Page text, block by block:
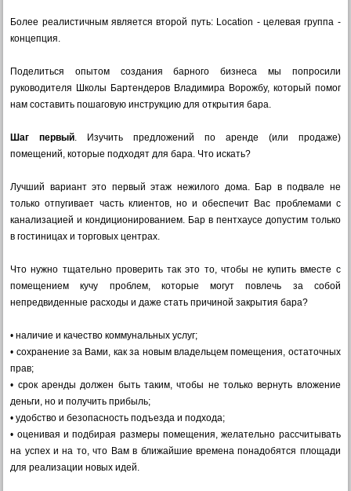
Более реалистичным является второй путь: Location - целевая группа -
концепция.
Поделиться опытом создания барного бизнеса мы попросили
руководителя Школы Бартендеров Владимира Ворожбу, который помог
нам составить пошаговую инструкцию для открытия бара.
Шаг первый. Изучить предложений по аренде (или продаже)
помещений, которые подходят для бара. Что искать?
Лучший вариант это первый этаж нежилого дома. Бар в подвале не
только отпугивает часть клиентов, но и обеспечит Вас проблемами с
канализацией и кондиционированием. Бар в пентхаусе допустим только
в гостиницах и торговых центрах.
Что нужно тщательно проверить так это то, чтобы не купить вместе с
помещением кучу проблем, которые могут повлечь за собой
непредвиденные расходы и даже стать причиной закрытия бара?
• наличие и качество коммунальных услуг;
• сохранение за Вами, как за новым владельцем помещения, остаточных
прав;
• срок аренды должен быть таким, чтобы не только вернуть вложение
деньги, но и получить прибыль;
• удобство и безопасность подъезда и подхода;
• оценивая и подбирая размеры помещения, желательно рассчитывать
на успех и на то, что Вам в ближайшие времена понадобятся площади
для реализации новых идей.